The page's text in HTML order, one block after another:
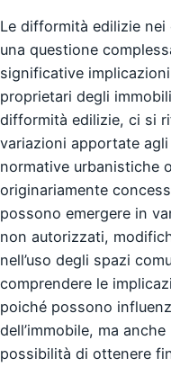
Le difformità edilizie
una questione
significative
proprietari degli
difformità edilizie, ci si
variazioni apportate
normative urbanistiche
originariamente
possono emergere in
non autorizzati,
nell’uso degli spazi
comprendere le
poiché possono
dell’immobile, ma
possibilità di ottenere